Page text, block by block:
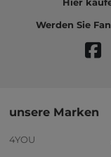
Werden Sie
unsere Marken
4YOU